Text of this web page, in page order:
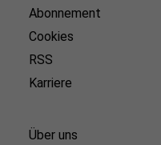
Abonnement
Cookies
RSS
Karriere
Über uns